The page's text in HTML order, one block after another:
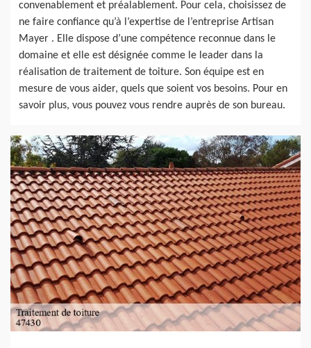
convenablement et préalablement. Pour cela, choisissez de
ne faire confiance qu’à l’expertise de l’entreprise Artisan
Mayer . Elle dispose d’une compétence reconnue dans le
domaine et elle est désignée comme le leader dans la
réalisation de traitement de toiture. Son équipe est en
mesure de vous aider, quels que soient vos besoins. Pour en
savoir plus, vous pouvez vous rendre auprès de son bureau.